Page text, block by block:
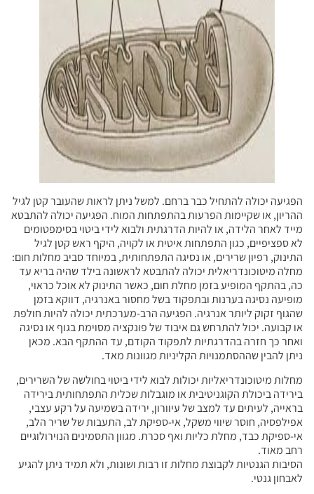
הפגיעה יכולה להתחיל כבר ברחם. למשל ניתן לראות שהעובר קטן לגיל
ההריון, או שקיימות הפרעות בהתפתחות המוח. הפגיעה יכולה להתבטא
מייד לאחר הלידה, או להיות הדרגתית ולבוא לידי ביטוי בסימפטומים
לא ספציפיים, כגון התפתחות איטית או לקויה, היקף ראש קטן לגיל
התינוק, רפיון שרירים, או נסיגה התפתחותית, במיוחד סביב מחלות חום:
מחלה מיטוכונדריאלית יכולה להתבטא לראשונה בילד שהיה בריא עד
כה, בהתקף המופיע בזמן מחלת חום, כאשר התינוק לא אוכל כראוי,
מופיעה נסיגה בערנות ובתפקוד בשל מחסור באנרגיה, דווקא בזמן
שהגוף זקוק ליותר אנרגיה. הפגיעה הרב-מערכתית יכולה להיות חולפת
או קבועה. יכול להתרחש גם איבוד של פונקציה מסוימת בגוף או נסיגה
ואחר כך חזרה בהדרגתיות לתפקוד הקודם, עד ההתקף הבא. מכאן
ניתן להבין שההסתמנויות הקליניות מגוונות מאד.
מחלות מיטוכונדריאליות יכולות לבוא לידי ביטוי בחולשה של השרירים,
בירידה ביכולת הקוגניטיבית או מוגבלות שכלית התפתחותית בירידה
בראייה, לעיתים עד למצב של עיוורון, ירידה בשמיעה על רקע עצבי,
אפילפסיה, חוסר שיווי משקל, אי-ספיקת לב, התעבות של שריר הלב,
אי-ספיקת כבד, מחלת כליות ואף סכרת. מגוון התסמינים הנוירולוגיים
רחב מאוד.
הסיבות הגנטיות לקבוצת מחלות זו רבות ושונות, ולא תמיד ניתן להגיע
לאבחון גנטי.